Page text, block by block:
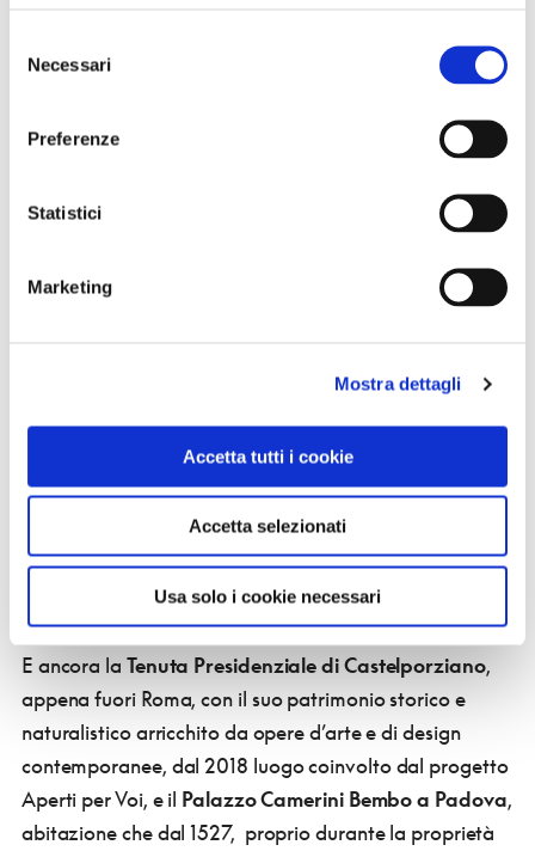
delNecessari
Preferenze
Statistici
Marketing
Mostra dettagli
Accetta tutti i cookie
Accetta selezionati
Usa solo i cookie necessari
a Reggio Calabria, che nella
sua Sala Rossa ospita una curiosa tela che raffigura il
Venezia, Palazzo Pisani - Conservatorio di Musica Benedetto
E ancora la Tenuta Presidenziale di Castelporziano,
appena fuori Roma, con il suo patrimonio storico e
naturalistico arricchito da opere d’arte e di design
contemporanee, dal 2018 luogo coinvolto dal progetto
Aperti per Voi, e il Palazzo Camerini Bembo a Padova,
abitazione che dal 1527, proprio durante la proprietà